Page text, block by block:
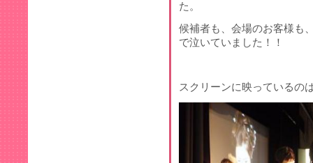
た。
候補者も、会場のお客様も
で泣いていました！！
スクリーンに映っているの